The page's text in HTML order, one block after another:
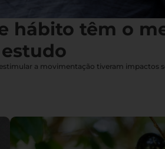
hábito têm o
a movimentação tiveram impactos